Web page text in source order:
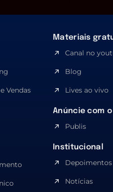
Vendas
Materiais
Canal no
Blog
Lives ao vivo
Anúncie com
Publis
Institucional
Depoimentos
Notícias